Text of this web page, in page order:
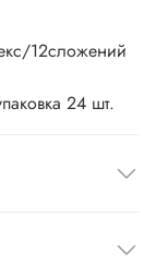
12сложений
24 шт.